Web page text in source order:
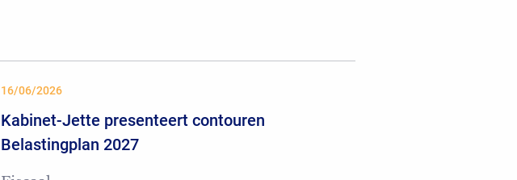
16/06/2026
Kabinet-Jette presenteert contouren
Belastingplan 2027